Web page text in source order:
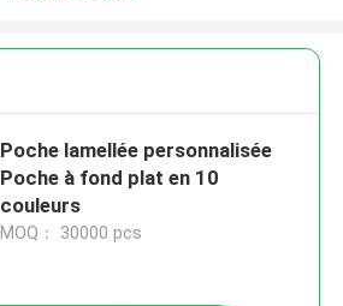
Poche lamellée personnalisée
Poche à fond plat en 10
couleurs
MOQ： 30000 pcs